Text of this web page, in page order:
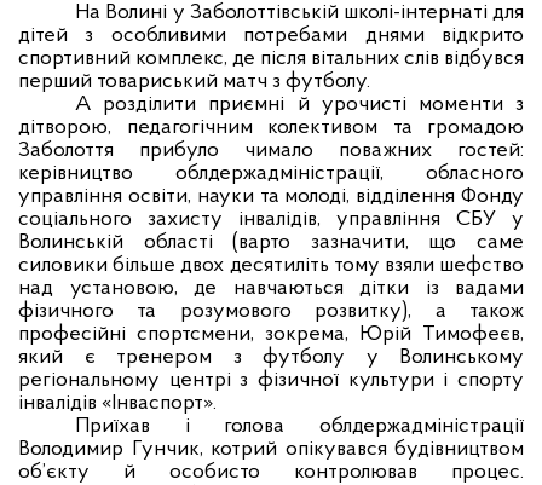
На Волині у Заболоттівській школі-інтернаті для
дітей з особливими потребами днями відкрито
спортивний комплекс, де після вітальних слів відбувся
перший товариський матч з футболу.
А розділити приємні й урочисті моменти з
дітворою, педагогічним колективом та громадою
Заболоття прибуло чимало поважних гостей:
керівництво облдержадміністрації, обласного
управління освіти, науки та молоді, відділення Фонду
соціального захисту інвалідів, управління СБУ у
Волинській області (варто зазначити, що саме
силовики більше двох десятиліть тому взяли шефство
над установою, де навчаються дітки із вадами
фізичного та розумового розвитку), а також
професійні спортсмени, зокрема, Юрій Тимофеєв,
який є тренером з футболу у Волинському
регіональному центрі з фізичної культури і спорту
інвалідів «Інваспорт».
Приїхав і голова облдержадміністрації
Володимир Гунчик, котрий опікувався будівництвом
об’єкту й особисто контролював процес.